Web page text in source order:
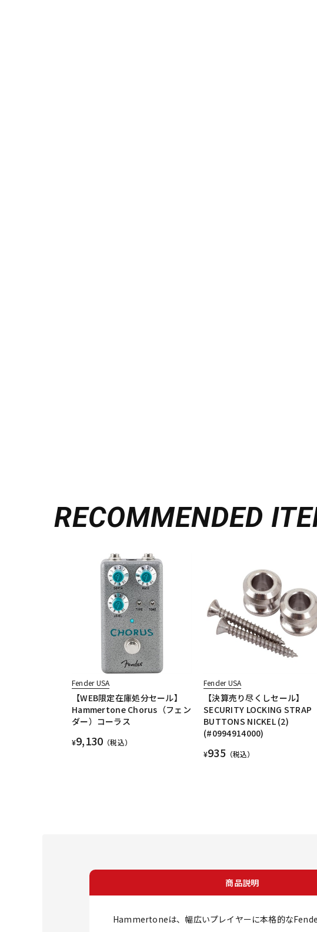
RECOMMENDED
Fender USA
【WEB限定在庫処分セール】
Hammertone Chorus（フェン
ダー）コーラス
¥9,130 （税込）
Fender USA
【決算売り尽くしセール】
SECURITY LOCKING STRAP
BUTTONS NICKEL (2)
(#0994914000)
¥935 （税込）
商品説明
Hammertoneは、幅広いプレイヤーに本格的な